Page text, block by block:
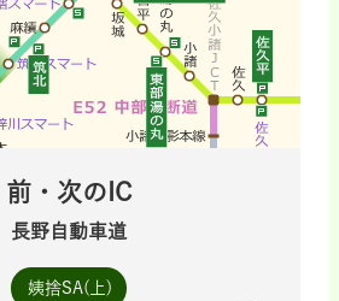
前・次のIC
長野自動車道
姨捨SA(上)